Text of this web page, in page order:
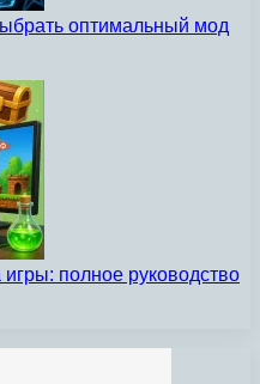
оптимальный мод
игры: полное руководство